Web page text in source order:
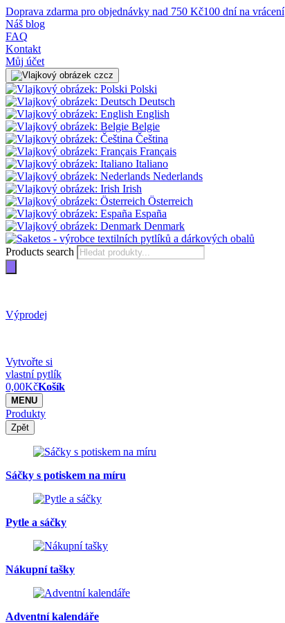
Doprava zdarma pro objednávky nad 750 Kč100 dní na vrácení
Náš blog
FAQ
Kontakt
Můj účet
cz
Polski
Deutsch
English
Belgie
Čeština
Français
Italiano
Nederlands
Irish
Österreich
España
Denmark
Products search
Výprodej
Vytvořte si
vlastní pytlík
0,00KčKošík
MENU
Produkty
Zpět
Sáčky s potiskem na míru
Pytle a sáčky
Nákupní tašky
Adventní kalendáře